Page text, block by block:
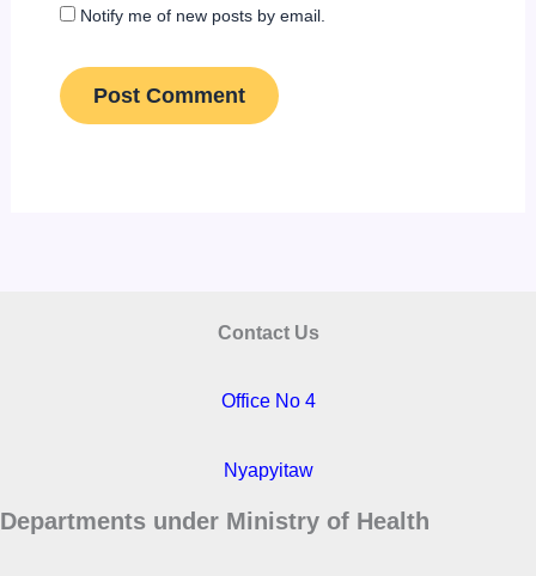
Notify me of new posts by email.
Contact Us
Office No 4
Nyapyitaw
Departments under Ministry of Health